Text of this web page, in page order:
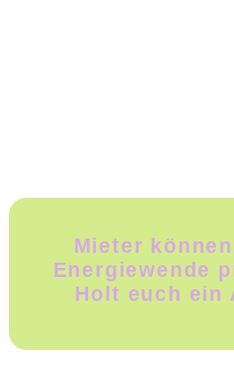
Mieter
Energiewende
Holt euch ein